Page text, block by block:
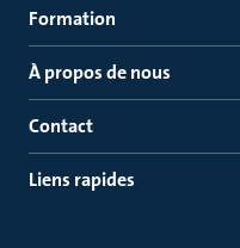
Formation
À propos de nous
Contact
Liens rapides